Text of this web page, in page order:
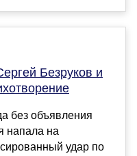
Безруков и
без объявления
напала на
удар по